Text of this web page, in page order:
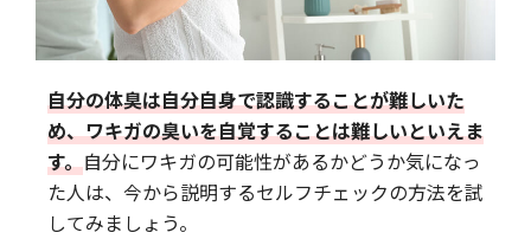
自分の体臭は自分自身で認識することが難しいた
め、ワキガの臭いを自覚することは難しいといえま
す。自分にワキガの可能性があるかどうか気になっ
た人は、今から説明するセルフチェックの方法を試
してみましょう。